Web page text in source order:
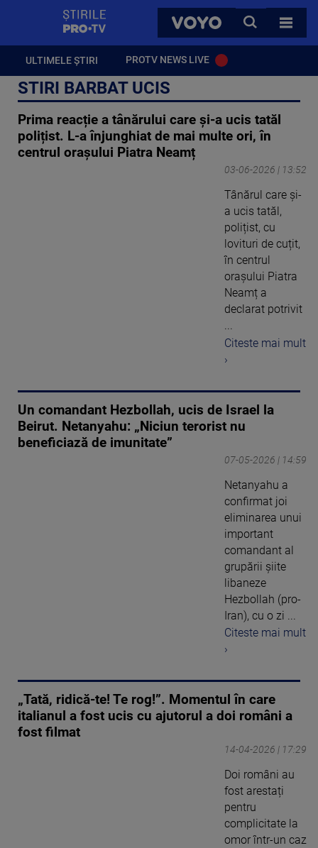
VOYO
CAUTA
TOATE
ULTIMELE ȘTIRI PROTV NEWS LIVE
STIRI BARBAT UCIS
Prima reacție a tânărului care și-a ucis tatăl
polițist. L-a înjunghiat de mai multe ori, în
centrul orașului Piatra Neamț
03-06-2026 | 13:52
Tânărul care și-
a ucis tatăl,
polițist, cu
lovituri de cuțit,
în centrul
orașului Piatra
Neamț a
declarat potrivit
...
Citeste mai mult
›
Un comandant Hezbollah, ucis de Israel la
Beirut. Netanyahu: „Niciun terorist nu
beneficiază de imunitate”
07-05-2026 | 14:59
Netanyahu a
confirmat joi
eliminarea unui
important
comandant al
grupării șiite
libaneze
Hezbollah (pro-
Iran), cu o zi ...
Citeste mai mult
›
„Tată, ridică-te! Te rog!”. Momentul în care
italianul a fost ucis cu ajutorul a doi români a
fost filmat
14-04-2026 | 17:29
Doi români au
fost arestați
pentru
complicitate la
omor într-un caz